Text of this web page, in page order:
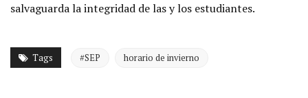
salvaguarda la integridad de las y los estudiantes.
Tags #SEP horario de invierno